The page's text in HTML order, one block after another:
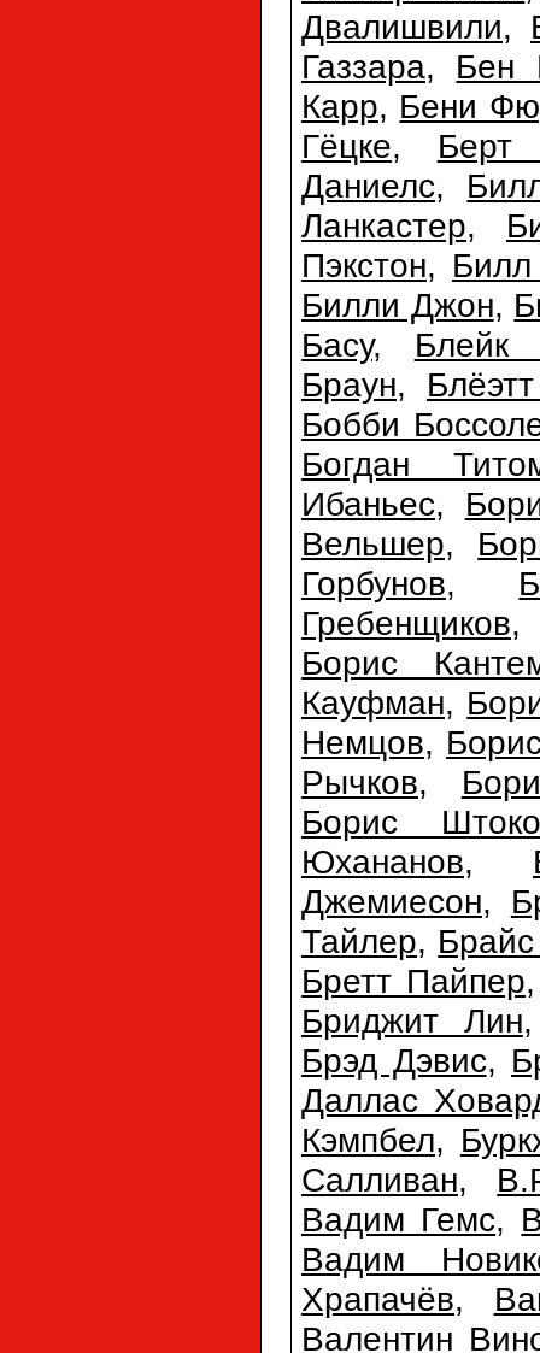
Двалишвили,
Газзара, Бен
Карр, Бени
Гёцке, Берт
Даниелс,
Ланкастер,
Пэкстон,
Билли Джон,
Басу, Блейк
Браун,
Бобби
Богдан
Ибаньес,
Вельшер,
Горбунов,
Гребенщиков
Борис
Кауфман,
Немцов,
Рычков,
Борис
Юхананов,
Джемиесон,
Тайлер,
Бретт Пайпер
Бриджит Лин
Брэд Дэвис,
Даллас
Кэмпбел,
Салливан,
Вадим Гемс,
Вадим
Храпачёв,
Валентин